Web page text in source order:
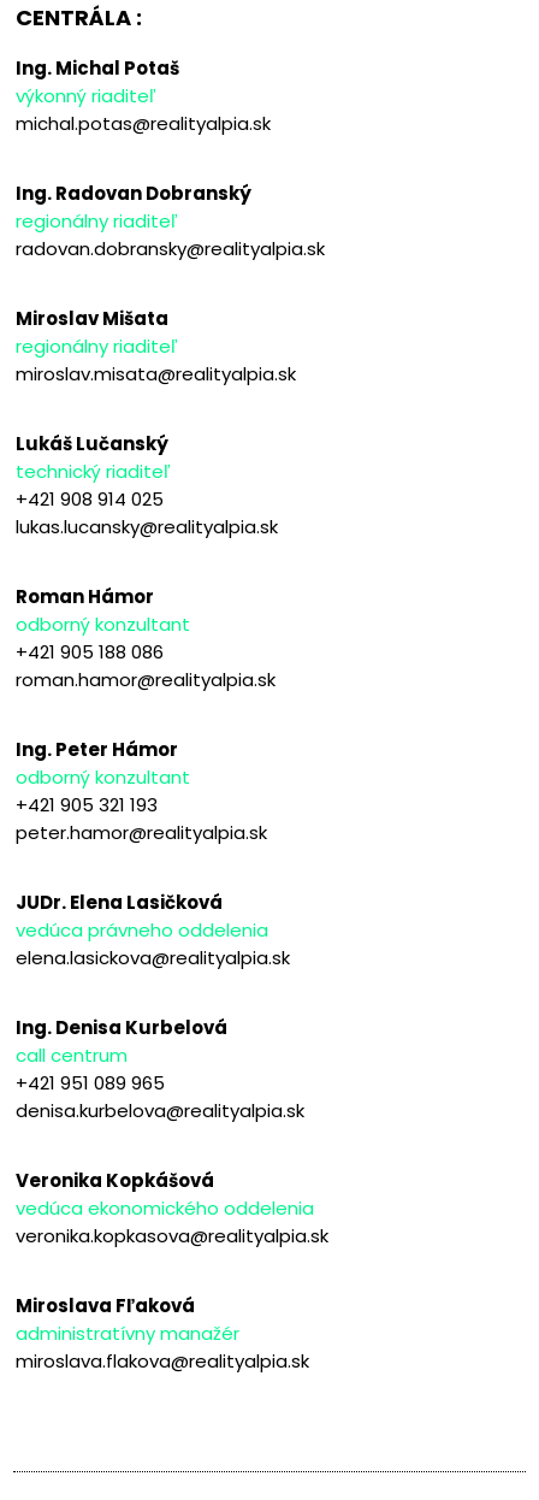
CENTRÁLA :
Ing. Michal Potaš
výkonný riaditeľ
michal.potas@realityalpia.sk
Ing. Radovan Dobranský
regionálny riaditeľ
radovan.dobransky@realityalpia.sk
Miroslav Mišata
regionálny riaditeľ
miroslav.misata@realityalpia.sk
Lukáš Lučanský
technický riaditeľ
+421 908 914 025
lukas.lucansky@realityalpia.sk
Roman Hámor
odborný konzultant
+421 905 188 086
roman.hamor@realityalpia.sk
Ing. Peter Hámor
odborný konzultant
+421 905 321 193
peter.hamor@realityalpia.sk
JUDr. Elena Lasičková
vedúca právneho oddelenia
elena.lasickova@realityalpia.sk
Ing. Denisa Kurbelová
call centrum
+421 951 089 965
denisa.kurbelova@realityalpia.sk
Veronika Kopkášová
vedúca ekonomického oddelenia
veronika.kopkasova@realityalpia.sk
Miroslava Fľaková
administratívny manažér
miroslava.flakova@realityalpia.sk